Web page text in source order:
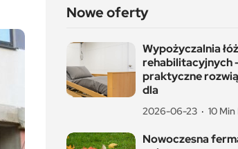
Nowe oferty
Wypożyczalnia
rehabilitacyjnych
praktyczne
dla
2026-06-23 10 Min
Nowoczesna